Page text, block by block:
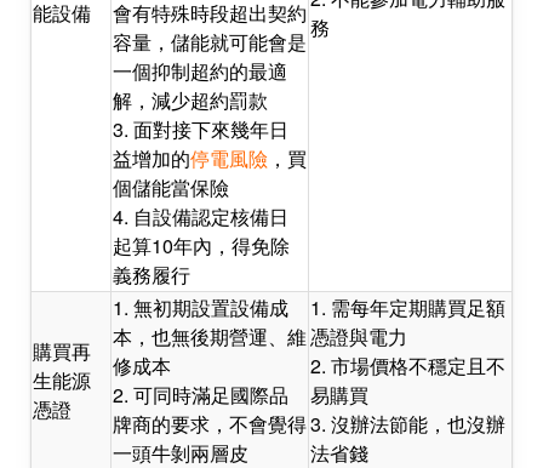
能設備
會有特殊時段超出契約
容量，儲能就可能會是
一個抑制超約的最適
解，減少超約罰款
3. 面對接下來幾年日
益增加的停電風險 ，買
個儲能當保險
4. 自設備認定核備日
起算10年內，得免除
義務履行
務
購買再
生能源
憑證
1. 無初期設置設備成
本，也無後期營運、維
修成本
2. 可同時滿足國際品
牌商的要求，不會覺得
一頭牛剝兩層皮
1. 需每年定期購買足額
憑證與電力
2. 市場價格不穩定且不
易購買
3. 沒辦法節能，也沒辦
法省錢